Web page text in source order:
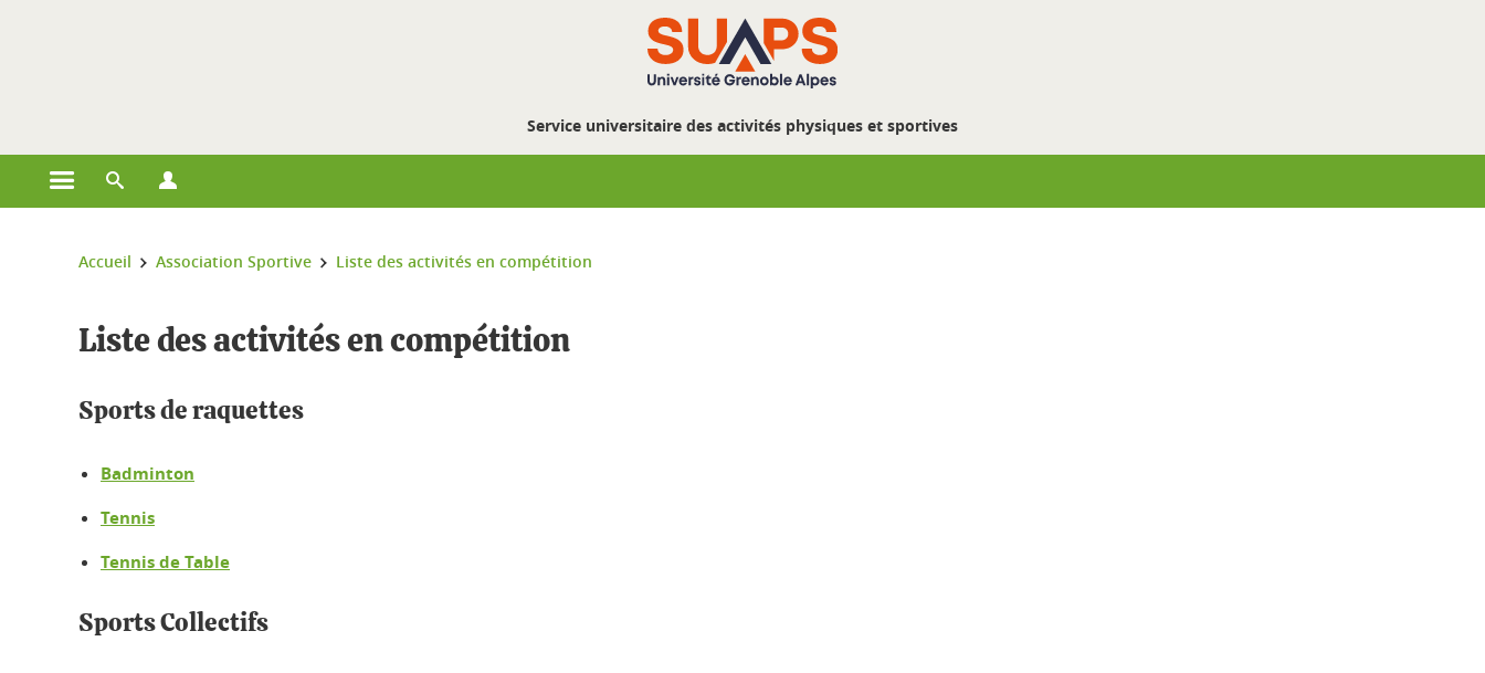
Service universitaire des activités physiques et sportives
Ouvrir le menu principal
Ouvrir le moteur de recherche
Vous êtes ici :
Accueil Association Sportive Liste des activités en compétition
Liste des activités en compétition
Sports de raquettes
Badminton
Tennis
Tennis de Table
Sports Collectifs